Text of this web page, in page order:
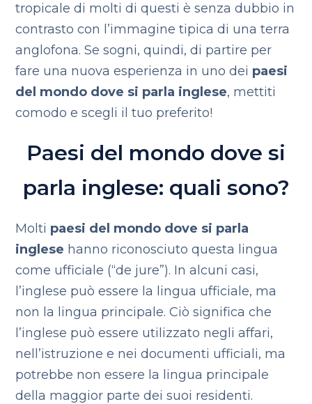
tropicale di molti di questi è senza dubbio in
contrasto con l’immagine tipica di una terra
anglofona. Se sogni, quindi, di partire per
fare una nuova esperienza in uno dei paesi
del mondo dove si parla inglese, mettiti
comodo e scegli il tuo preferito!
Paesi del mondo dove si
parla inglese: quali sono?
Molti paesi del mondo dove si parla
inglese hanno riconosciuto questa lingua
come ufficiale (“de jure”). In alcuni casi,
l’inglese può essere la lingua ufficiale, ma
non la lingua principale. Ciò significa che
l’inglese può essere utilizzato negli affari,
nell’istruzione e nei documenti ufficiali, ma
potrebbe non essere la lingua principale
della maggior parte dei suoi residenti.